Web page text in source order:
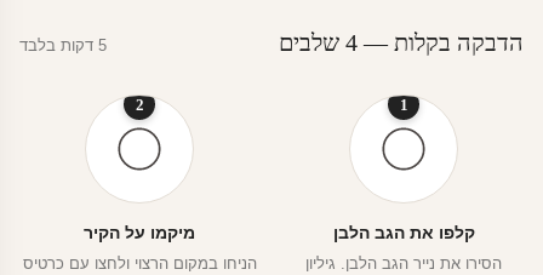
הדבקה בקלות — 4 שלבים 5 דקות בלבד
1
קלפו את הגב הלבן
הסירו את נייר הגב הלבן. גיליון
2
מיקמו על הקיר
הניחו במקום הרצוי ולחצו עם כרטיס